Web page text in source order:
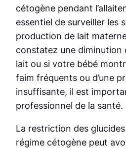
cétogène pendant
essentiel de surveiller les
production de lait
constatez une diminution
lait ou si votre bébé
faim fréquents ou d’une
insuffisante, il est
professionnel de la santé.
La restriction des glucides
régime cétogène peut